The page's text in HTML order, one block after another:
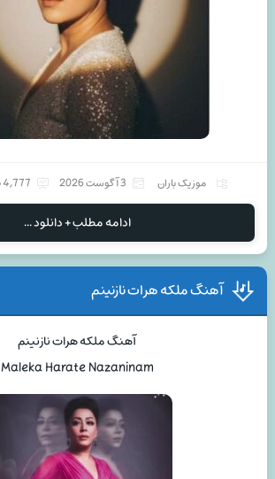
موزیک باران 3 آگوست 2026 4,777 بازدید
ادامه مطلب + دانلود ...
آهنگ ملکه هرات نازنینم
آهنگ ملکه هرات نازنینم
Maleka Harate Nazaninam